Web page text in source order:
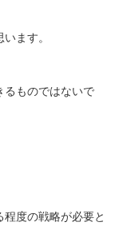
ます。
るものではないで
度の戦略が必要と